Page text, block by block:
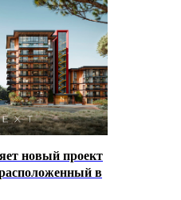
новый проект
в